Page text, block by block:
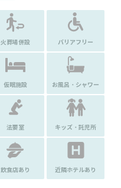
火葬場併設 バリアフリー
仮眠施設 お風呂・シャワー
法要室 キッズ・託児所
飲食店あり 近隣ホテルあり